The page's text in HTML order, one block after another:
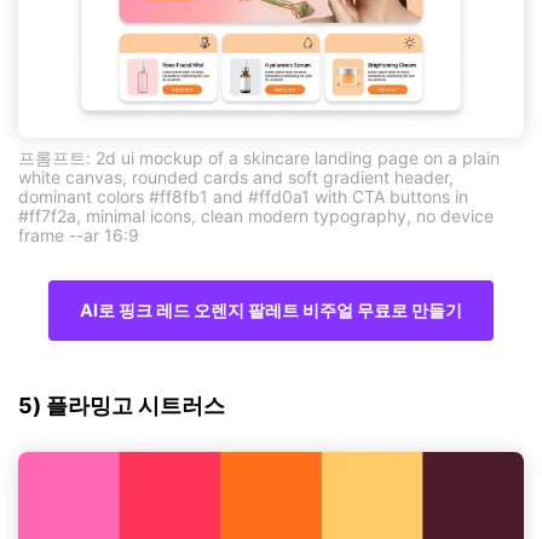
프롬프트: 2d ui mockup of a skincare landing page on a plain
white canvas, rounded cards and soft gradient header,
dominant colors #ff8fb1 and #ffd0a1 with CTA buttons in
#ff7f2a, minimal icons, clean modern typography, no device
frame --ar 16:9
AI로 핑크 레드 오렌지 팔레트 비주얼 무료로 만들기
5) 플라밍고 시트러스